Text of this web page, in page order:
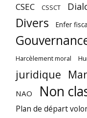
CSEC CSSCT
Divers Enfer
Harcèlement moral
juridique
NAO Non
Plan de départ